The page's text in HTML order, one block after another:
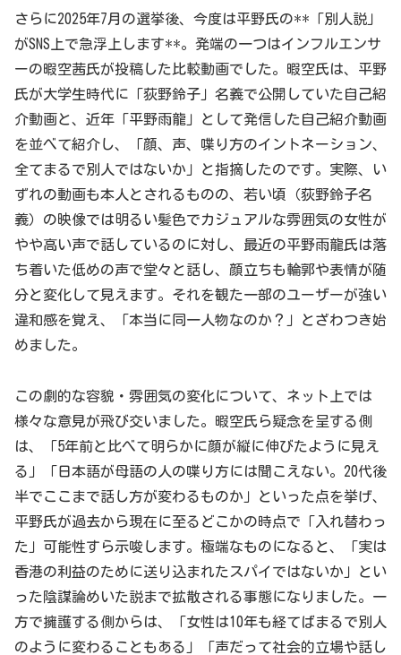
さらに2025年7月の選挙後、今度は平野氏の**「別人説」
がSNS上で急浮上します**。発端の一つはインフルエンサ
ーの暇空茜氏が投稿した比較動画でした。暇空氏は、平野
氏が大学生時代に「荻野鈴子」名義で公開していた自己紹
介動画と、近年「平野雨龍」として発信した自己紹介動画
を並べて紹介し、「顔、声、喋り方のイントネーション、
全てまるで別人ではないか」と指摘したのです。実際、い
ずれの動画も本人とされるものの、若い頃（荻野鈴子名
義）の映像では明るい髪色でカジュアルな雰囲気の女性が
やや高い声で話しているのに対し、最近の平野雨龍氏は落
ち着いた低めの声で堂々と話し、顔立ちも輪郭や表情が随
分と変化して見えます。それを観た一部のユーザーが強い
違和感を覚え、「本当に同一人物なのか？」とざわつき始
めました。
この劇的な容貌・雰囲気の変化について、ネット上では
様々な意見が飛び交いました。暇空氏ら疑念を呈する側
は、「5年前と比べて明らかに顔が縦に伸びたように見え
る」「日本語が母語の人の喋り方には聞こえない。20代後
半でここまで話し方が変わるものか」といった点を挙げ、
平野氏が過去から現在に至るどこかの時点で「入れ替わっ
た」可能性すら示唆します。極端なものになると、「実は
香港の利益のために送り込まれたスパイではないか」とい
った陰謀論めいた説まで拡散される事態になりました。一
方で擁護する側からは、「女性は10年も経てばまるで別人
のように変わることもある」「声だって社会的立場や話し